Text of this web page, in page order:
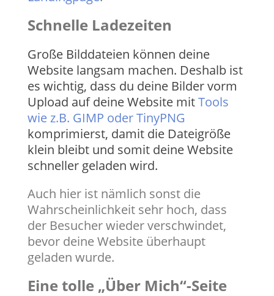
Schnelle Ladezeiten
Große Bilddateien können deine
Website langsam machen. Deshalb ist
es wichtig, dass du deine Bilder vorm
Upload auf deine Website mitTools
wie z.B. GIMP oder TinyPNG
komprimierst, damit die Dateigröße
klein bleibt und somit deine Website
schneller geladen wird.
​Auch hier ist nämlich sonst die
Wahrscheinlichkeit sehr hoch, dass
der Besucher wieder verschwindet,
bevor deine Website überhaupt
geladen wurde.
Eine tolle „Über Mich“-Seite